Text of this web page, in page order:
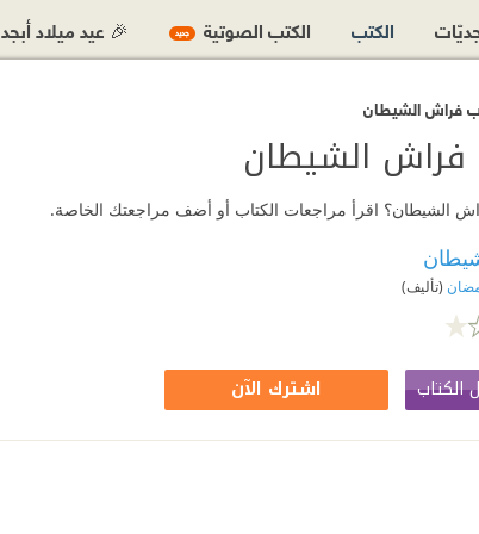
فراش الشيطان
فراش الشيطان
الشيطان؟ اقرأ مراجعات الكتاب أو أضف مراجعتك الخاصة.
الآن
(تأليف)
الكتاب اشترك الآن
الكتب الكتب الصوتية جديد 🎉 عيد ميلاد أبجد